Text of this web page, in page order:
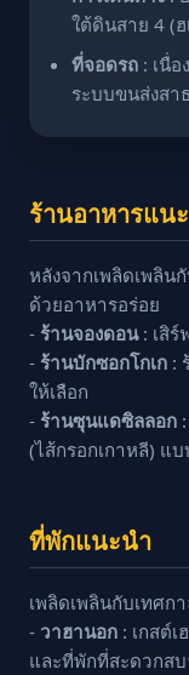
ใต้ดินสาย 4 (
ที่จอดรถ : เนื่
ระบบขนส่งสา
ร้านอาหารแน
หลังจากเพลิดเพลิ
ด้วยอาหารอร่อย
- ร้านจองดอน: เสิร์
- ร้านบักซอกโกเก :
ให้เลือก
- ร้านซุนแดซิลลอก
(ไส้กรอกเกาหลี) แบ
ที่พักแนะนำ
เพลิดเพลินกับเทศ
- วาฮานอก : เกสต์
และที่พักที่สะดวกส